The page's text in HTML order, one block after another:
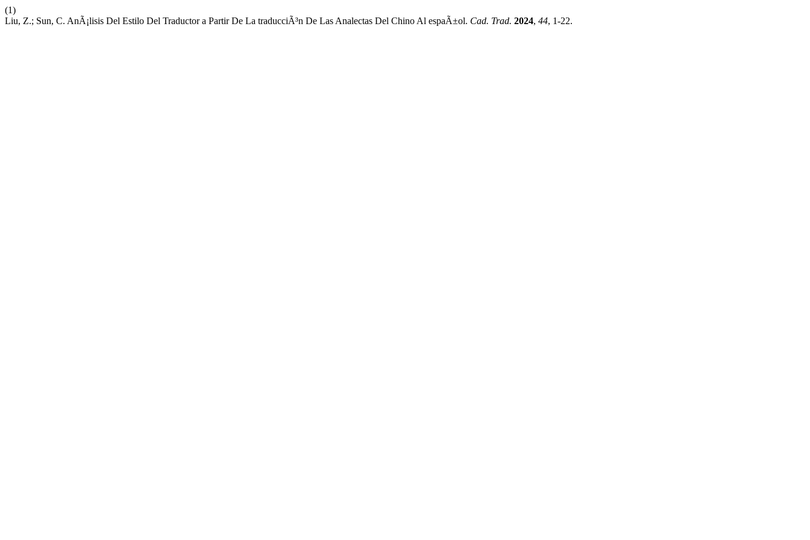
(1)
Liu, Z.; Sun, C. AnÃ¡lisis Del Estilo Del Traductor a Partir De La traducciÃ³n De Las Analectas Del Chino Al espaÃ±ol. Cad. Trad. 2024, 44, 1-22.